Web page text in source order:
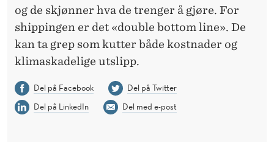
og de skjønner hva de trenger å gjøre. For
shippingen er det «double bottom line». De
kan ta grep som kutter både kostnader og
klimaskadelige utslipp.
Del på Facebook
Del på Twitter
Del på LinkedIn
Del med e-post